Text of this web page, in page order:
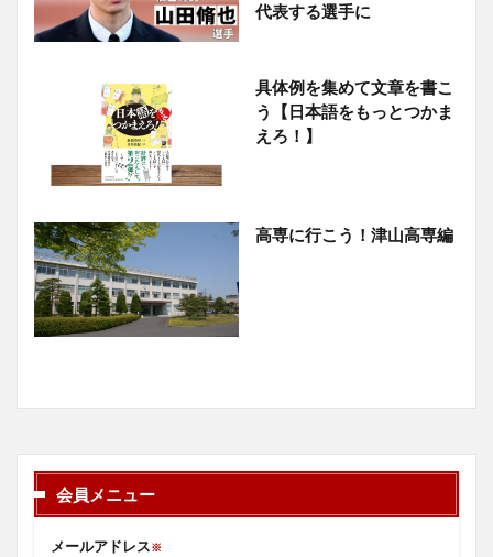
代表する選手に
具体例を集めて文章を書こ
う【日本語をもっとつかま
えろ！】
高専に行こう！津山高専編
会員メニュー
メールアドレス※